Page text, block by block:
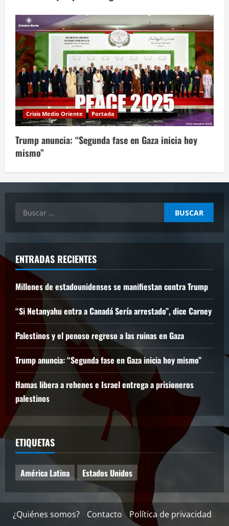
Crisis Medio Oriente Portada
Trump anuncia: “Segunda fase en Gaza inicia hoy
mismo”
Buscar:
ENTRADAS RECIENTES
Millones de estadounidenses se manifiestan contra Trump
“Si Netanyahu entra a Canadá Sería arrestado”, dice Carney
Palestinos y el penoso regreso a las ruinas en Gaza
Trump anuncia: “Segunda fase en Gaza inicia hoy mismo”
Hamas libera a rehenes e Israel entrega a prisioneros
palestinos
ETIQUETAS
América Latina Estados Unidos
¿Quiénes somos? Contacto Política de privacidad